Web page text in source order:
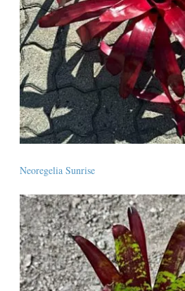
Neoregelia Sunrise